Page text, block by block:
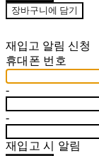
장바구니에 담기
재입고 알림 신청
휴대폰 번호
-
-
재입고 시 알림